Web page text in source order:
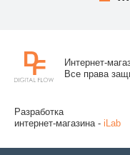
Интернет-
Все права
Разработка
интернет-магазина - iLab